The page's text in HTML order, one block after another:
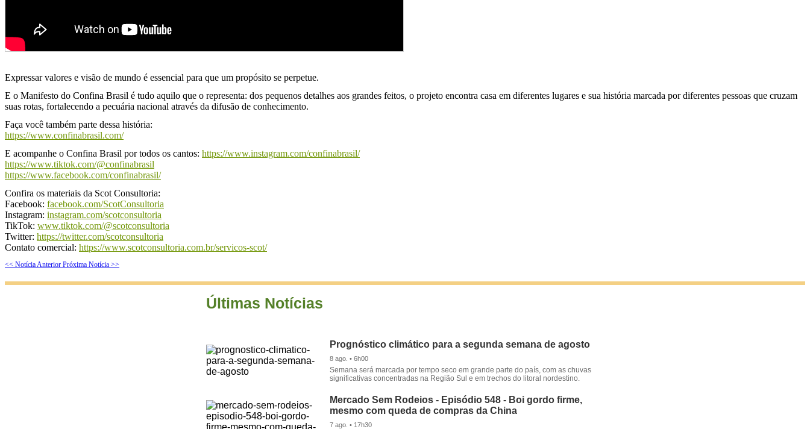
Expressar valores e visão de mundo é essencial para que um propósito se perpetue.
E o Manifesto do Confina Brasil é tudo aquilo que o representa: dos pequenos detalhes aos grandes feitos, o projeto encontra casa em diferentes lugares e sua história marcada por diferentes pessoas que cruzam
suas rotas, fortalecendo a pecuária nacional através da difusão de conhecimento.
Faça você também parte dessa história:
https://www.confinabrasil.com/
E acompanhe o Confina Brasil por todos os cantos: https://www.instagram.com/confinabrasil/
https://www.tiktok.com/@confinabrasil
https://www.facebook.com/confinabrasil/
Confira os materiais da Scot Consultoria:
Facebook: facebook.com/ScotConsultoria
Instagram: instagram.com/scotconsultoria
TikTok: www.tiktok.com/@scotconsultoria
Twitter: https://twitter.com/scotconsultoria
Contato comercial: https://www.scotconsultoria.com.br/servicos-scot/
<< Notícia Anterior Próxima Notícia >>
Últimas Notícias
Prognóstico climático para a segunda semana de agosto
8 ago. • 6h00
Semana será marcada por tempo seco em grande parte do país, com as chuvas
significativas concentradas na Região Sul e em trechos do litoral nordestino.
Mercado Sem Rodeios - Episódio 548 - Boi gordo firme,
mesmo com queda de compras da China
7 ago. • 17h30